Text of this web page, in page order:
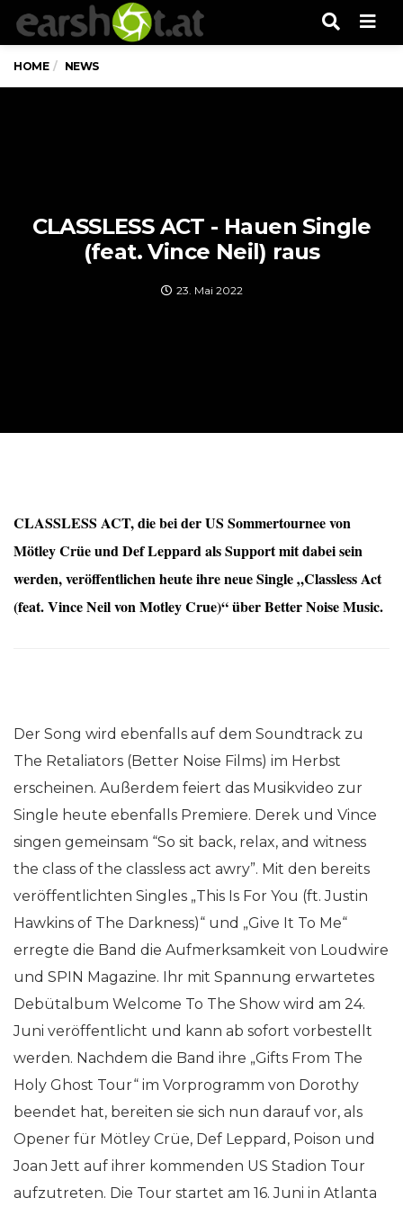
HOME NEWS
CLASSLESS ACT - Hauen Single
(feat. Vince Neil) raus
23. Mai 2022
CLASSLESS ACT, die bei der US Sommertournee von
Mötley Crüe und Def Leppard als Support mit dabei sein
werden, veröffentlichen heute ihre neue Single „Classless Act
(feat. Vince Neil von Motley Crue)“ über Better Noise Music.
Der Song wird ebenfalls auf dem Soundtrack zu
The Retaliators (Better Noise Films) im Herbst
erscheinen. Außerdem feiert das Musikvideo zur
Single heute ebenfalls Premiere. Derek und Vince
singen gemeinsam “So sit back, relax, and witness
the class of the classless act awry”. Mit den bereits
veröffentlichten Singles „This Is For You (ft. Justin
Hawkins of The Darkness)“ und „Give It To Me“
erregte die Band die Aufmerksamkeit von Loudwire
und SPIN Magazine. Ihr mit Spannung erwartetes
Debütalbum Welcome To The Show wird am 24.
Juni veröffentlicht und kann ab sofort vorbestellt
werden. Nachdem die Band ihre „Gifts From The
Holy Ghost Tour“ im Vorprogramm von Dorothy
beendet hat, bereiten sie sich nun darauf vor, als
Opener für Mötley Crüe, Def Leppard, Poison und
Joan Jett auf ihrer kommenden US Stadion Tour
aufzutreten. Die Tour startet am 16. Juni in Atlanta